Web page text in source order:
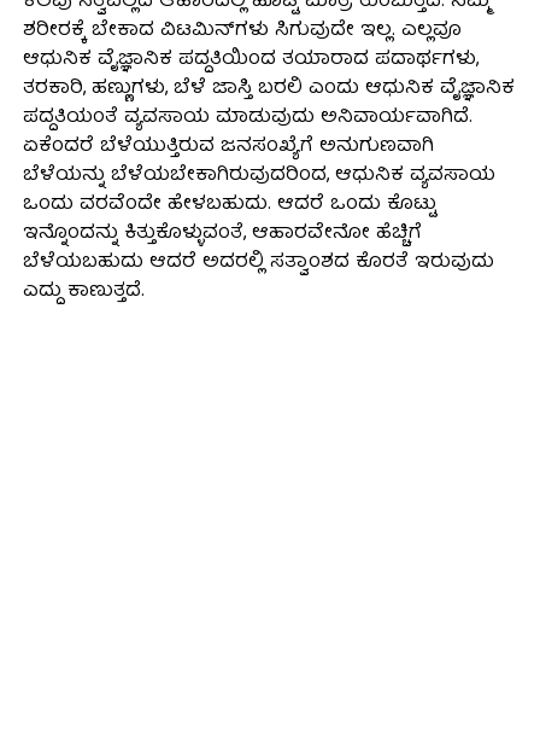
ಶರೀರಕ್ಕೆ ಬೇಕಾದ ವಿಟಮಿನ್‍ಗಳು ಸಿಗುವುದೇ ಇಲ್ಲ. ಎಲ್ಲವೂ
ಆಧುನಿಕ ವೈಜ್ಞಾನಿಕ ಪದ್ದತಿಯಿಂದ ತಯಾರಾದ ಪದಾರ್ಥಗಳು,
ತರಕಾರಿ, ಹಣ್ಣುಗಳು, ಬೆಳೆ ಜಾಸ್ತಿ ಬರಲಿ ಎಂದು ಆಧುನಿಕ ವೈಜ್ಞಾನಿಕ
ಪದ್ದತಿಯಂತೆ ವ್ಯವಸಾಯ ಮಾಡುವುದು ಅನಿವಾರ್ಯವಾಗಿದೆ.
ಏಕೆಂದರೆ ಬೆಳೆಯುತ್ತಿರುವ ಜನಸಂಖ್ಯೆಗೆ ಅನುಗುಣವಾಗಿ
ಬೆಳೆಯನ್ನು ಬೆಳೆಯಬೇಕಾಗಿರುವುದರಿಂದ, ಆಧುನಿಕ ವ್ಯವಸಾಯ
ಒಂದು ವರವೆಂದೇ ಹೇಳಬಹುದು. ಆದರೆ ಒಂದು ಕೊಟ್ಟು
ಇನ್ನೊಂದನ್ನು ಕಿತ್ತುಕೊಳ್ಳುವಂತೆ, ಆಹಾರವೇನೋ ಹೆಚ್ಚಿಗೆ
ಬೆಳೆಯಬಹುದು ಆದರೆ ಅದರಲ್ಲಿ ಸತ್ವಾಂಶದ ಕೊರತೆ ಇರುವುದು
ಎದ್ದು ಕಾಣುತ್ತದೆ.